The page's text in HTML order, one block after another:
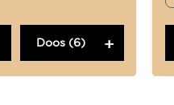
Doos (6)